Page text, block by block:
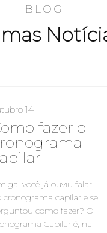
BLOG
14
fazer o
você já ouviu falar
cronograma capilar e se
como fazer? O
Capilar é, na